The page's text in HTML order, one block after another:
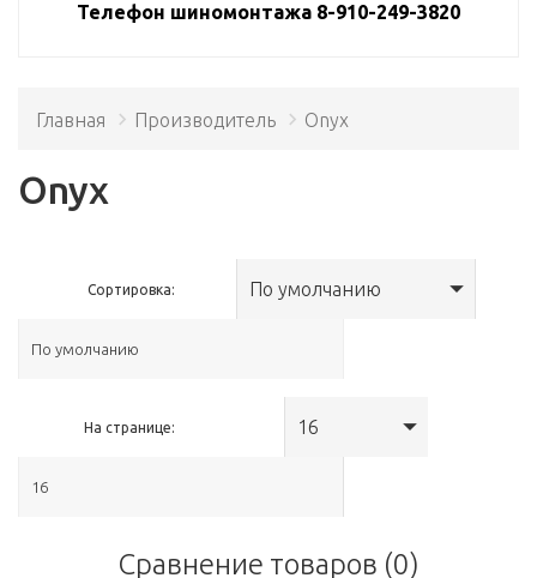
Телефон шиномонтажа 8-910-249-3820
Главная Производитель Onyx
Onyx
Сортировка: По умолчанию
На странице: 16
Сравнение товаров (0)